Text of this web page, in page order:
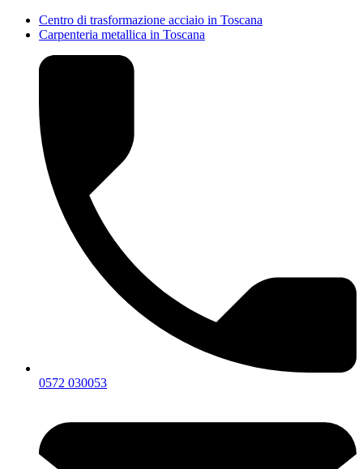
Centro di trasformazione acciaio in Toscana
Carpenteria metallica in Toscana
0572 030053